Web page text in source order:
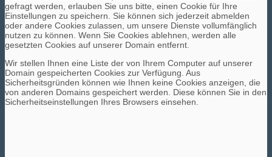
gefragt werden, erlauben Sie uns bitte, einen Cookie für Ihre
Einstellungen zu speichern. Sie können sich jederzeit abmelden
oder andere Cookies zulassen, um unsere Dienste vollumfänglich
nutzen zu können. Wenn Sie Cookies ablehnen, werden alle
gesetzten Cookies auf unserer Domain entfernt.
Wir stellen Ihnen eine Liste der von Ihrem Computer auf unserer
Domain gespeicherten Cookies zur Verfügung. Aus
Sicherheitsgründen können wie Ihnen keine Cookies anzeigen, die
von anderen Domains gespeichert werden. Diese können Sie in den
Sicherheitseinstellungen Ihres Browsers einsehen.